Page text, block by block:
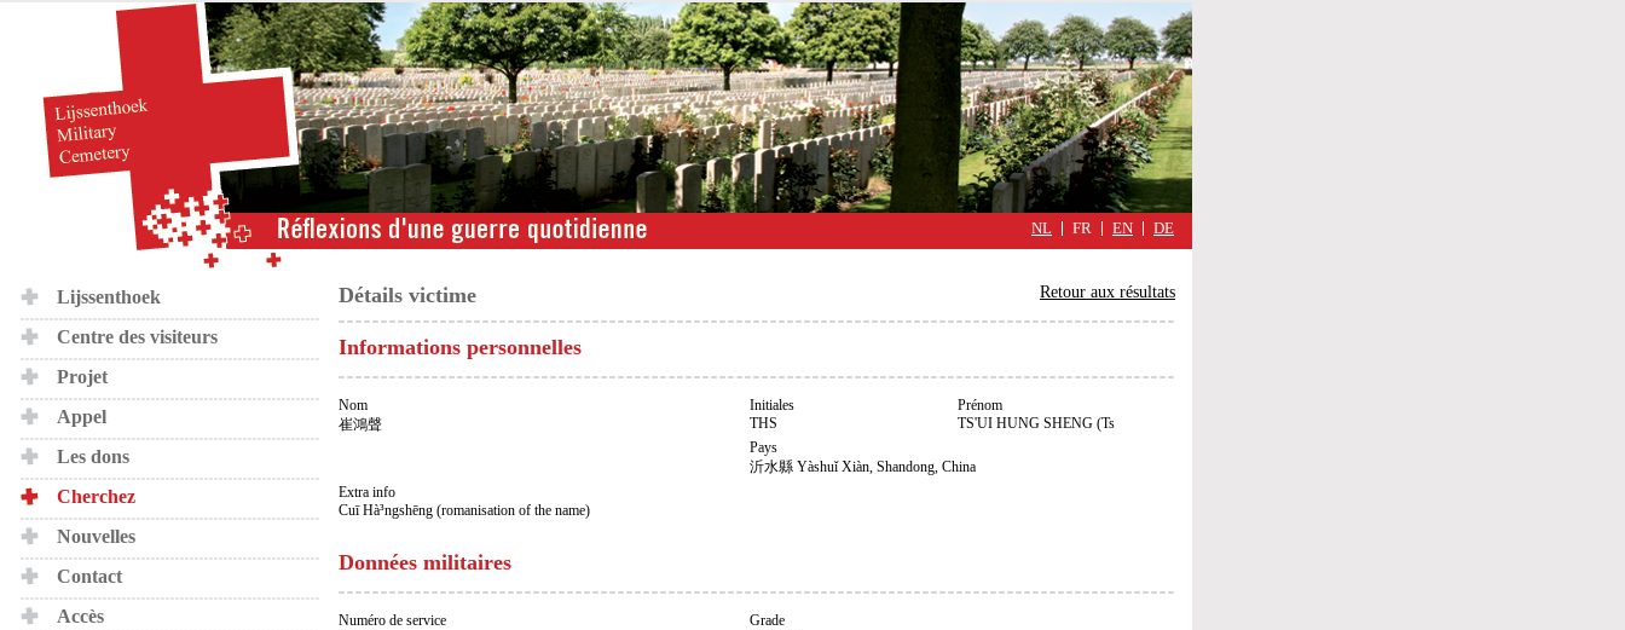
military
cimmetary,
Réflexions
d'une
quotidienne
NL FR EN DE
Lijssenthoek
Centre des visiteurs
Projet
Appel
Les dons
Cherchez
Nouvelles
Contact
Accès
Retour aux résultats
Détails victime
Informations personnelles
Nom
崔鴻聲
Initiales
THS
Prénom
TS'UI HUNG SHENG (Ts
Pays
沂水縣 Yà­shuǐ Xiàn, Shandong, China
Extra info
Cuī Hà³ngshēng (romanisation of the name)
Données militaires
Numéro de service
Grade